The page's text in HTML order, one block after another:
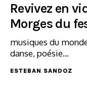
Revivez en
Morges du
musiques du
danse, poésie…
ESTEBAN SANDOZ